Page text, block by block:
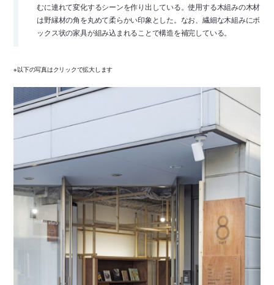
むに連れて変化するシーンを作り出している。使用する木組みの木材
は野縁材の角を丸めて柔らかい印象とした。なお、繊細な木組みにボ
ックス状の家具が組み込まれることで構造を補完している。
※以下の写真はクリックで拡大します